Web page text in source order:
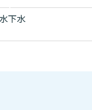
下水